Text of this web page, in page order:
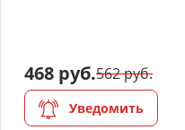
468 руб.562 руб.
Уведомить